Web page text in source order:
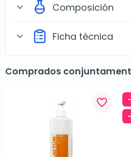
expand_more Composición
expand_more Ficha técnica
Comprados
favorite_border